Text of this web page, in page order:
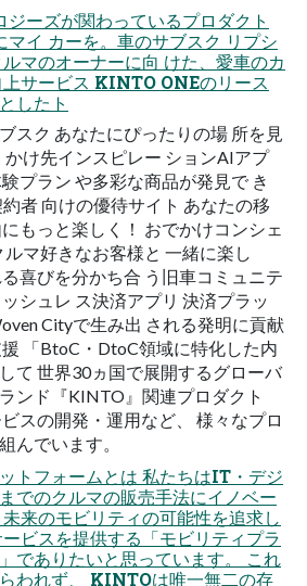
ーズが関わっているプロダクト
イ カーを。車のサブスク リプシ
マのオーナーに向 けた、愛車のカ
サービス KINTO ONEのリース
したト
スク あなたにぴったりの場 所を見
かけ先インスピレー ションAIアプ
プラン や多彩な商品が発見で き
者 向けの優待サイト あなたの移
もっと楽しく！ おでかけコンシェ
ルマ好きなお客様と 一緒に楽し
喜びを分かち合 う旧車コミュニテ
シュレ ス決済アプリ 決済プラッ
Cityで生み出 される発明に貢献
「BtoC・DtoC領域に特化した内
て 世界30ヵ国で展開するグローバ
ンド『KINTO』関連プロダクト
スの開発・運用など、 様々なプロ
んでいます。
トフォームとは 私たちはIT・デジ
でのクルマの販売手法にイノベー
来のモビリティの可能性を追求し
ビスを提供する「モビリティプラ
でありたいと思っています。 これ
われず、 KINTOは唯一無二の存